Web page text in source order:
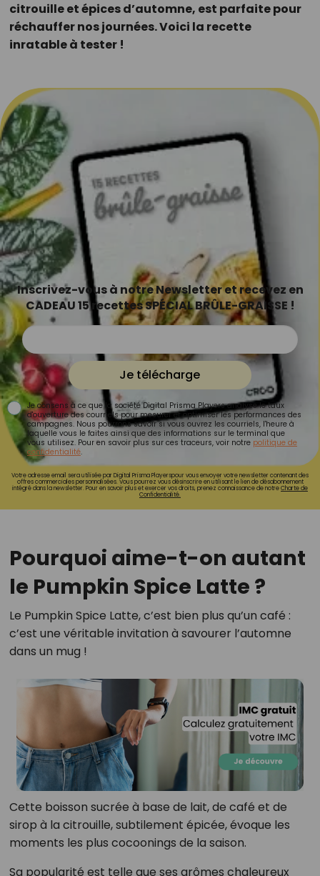
citrouille et épices d’automne, est parfaite pour
réchauffer nos journées. Voici la recette
inratable à tester !
Inscrivez-vous à notre Newsletter et recevez en
CADEAU 15 recettes SPÉCIAL BRÛLE-GRAISSE !
Je télécharge
Je consens à ce que la société Digital Prisma Players analyse le taux
d'ouverture des courriels pour mesurer et optimiser les performances des
campagnes. Nous pourrons savoir si vous ouvrez les courriels, l'heure à
laquelle vous le faites ainsi que des informations sur le terminal que
vous utilisez. Pour en savoir plus sur ces traceurs, voir notre politique de
confidentialité.
Votre adresse email sera utilisée par Digital Prisma Playerspour vous envoyer votre newsletter contenant des
offres commerciales personnalisées. Vous pourrez vous désinscrire en utilisant le lien de désabonnement
intégré dans la newsletter. Pour en savoir plus et exercer vos droits, prenez connaissance de notreCharte de
Confidentialité.
Pourquoi aime-t-on autant
le Pumpkin Spice Latte ?
Le Pumpkin Spice Latte, c’est bien plus qu’un café :
c’est une véritable invitation à savourer l’automne
dans un mug !
Cette boisson sucrée à base de lait, de café et de
sirop à la citrouille, subtilement épicée, évoque les
moments les plus cocoonings de la saison.
Sa popularité est telle que ses arômes chaleureux